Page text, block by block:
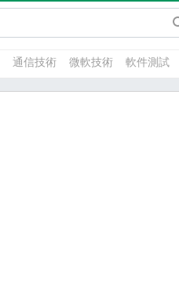
通信技術 微軟技術 軟件測試